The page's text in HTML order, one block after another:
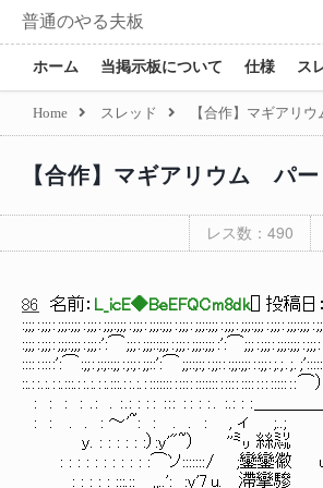
普通のやる夫板
ホーム 当掲示板について 仕様 ス
Home スレッド 【合作】マギアリ
【合作】マギアリウム パー
レス数：490
86 名前： L_icE◆BeEFQCm8dk[ ] 投稿日：
:;;; : ;;; : ;;;:;;; : ;;; : ;;;:;;; : ;;; : ;;;:;;; : ;;; : ;;;:;;; : ;;; : ;;;:;;; : ;;; :
:;;; : ;;; : ;;;:;;; : ;;; :':⌒ ;;; : ;;;::;;; : ;;; : ;;;:;;; :':⌒;;; : ;;; : ;;;:;;; :
:::: : ::: :':⌒ :;; : ;:;::;; : ;:; : ;;::':⌒ ;;::;:; : ;;: : :;;:;;: : :;; : ;.; . ; .
::.: : .:. : :.:::.: : .:. : :.:::.: : .:. : ::::::: : ::: : ::::::: : ::: : :::: : : :
: : : : . : . : .: : : : : : : : : : : . : .: : : ＿＿＿＿＿
: : . . : ～'~: : . . : , ィ ;..; ヽ . : : : : : : : :
ｙ. : : : : : :）:y'"~） ''㍉ 絲㍊ 丶 〈
: : : : : : : : : : :⌒ソ::::::: / ;鑾鑾徽
: : : : : :::.:: ,,..': :y'7 u. 滯攣驂